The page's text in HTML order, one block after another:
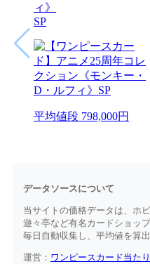
ィ》
SP
平均値段 798,000円
データソースについて
当サイトの価格データは、ホ
遊々亭など有名カードショッ
毎日自動収集し、平均値を算出
運営： ワンピースカード当た